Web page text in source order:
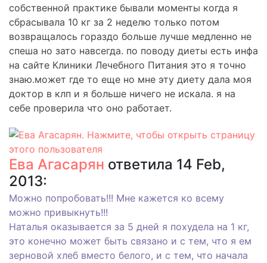
собственной практике бывали моменты когда я
сбрасывала 10 кг за 2 неделю только потом
возвращалось гораздо больше лучше медленно не
спеша но зато навсегда. по поводу диеты есть инфа
на сайте Клиники Лечебного Питания это я точно
знаю.может где то еще но мне эту диету дала моя
доктор в клп и я больше ничего не искала. я на
себе проверила что оно работает.
Ева Агасарян ответила 14 Feb,
2013:
Можно попробовать!!! Мне кажется ко всему
можно привыкнуть!!!
Наталья оказывается за 5 дней я похудела на 1 кг,
это конечно может быть связано и с тем, что я ем
зерновой хлеб вместо белого, и с тем, что начала